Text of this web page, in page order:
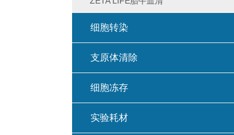
细胞转染
支原体清除
细胞冻存
实验耗材